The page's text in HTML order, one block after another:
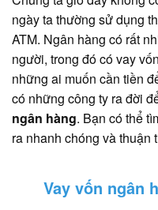
ngày ta thường sử dụng
ATM. Ngân hàng có rất
người, trong đó có vay
những ai muốn cần tiền
có những công ty ra đời
ngân hàng. Bạn có thể
ra nhanh chóng và thuận
Vay vốn ngân